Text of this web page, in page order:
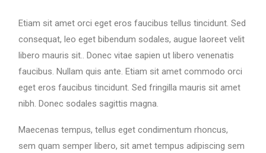
Etiam sit amet orci eget eros faucibus tellus tincidunt. Sed
consequat, leo eget bibendum sodales, augue laoreet velit
libero mauris sit.. Donec vitae sapien ut libero venenatis
faucibus. Nullam quis ante. Etiam sit amet commodo orci
eget eros faucibus tincidunt. Sed fringilla mauris sit amet
nibh. Donec sodales sagittis magna.
Maecenas tempus, tellus eget condimentum rhoncus,
sem quam semper libero, sit amet tempus adipiscing sem